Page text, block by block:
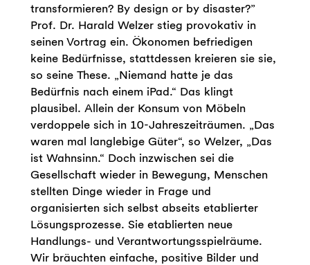
transformieren? By design or by disaster?”
Prof. Dr. Harald Welzer stieg provokativ in
seinen Vortrag ein. Ökonomen befriedigen
keine Bedürfnisse, stattdessen kreieren sie sie,
so seine These. „Niemand hatte je das
Bedürfnis nach einem iPad.“ Das klingt
plausibel. Allein der Konsum von Möbeln
verdoppele sich in 10-Jahreszeiträumen. „Das
waren mal langlebige Güter“, so Welzer, „Das
ist Wahnsinn.“ Doch inzwischen sei die
Gesellschaft wieder in Bewegung, Menschen
stellten Dinge wieder in Frage und
organisierten sich selbst abseits etablierter
Lösungsprozesse. Sie etablierten neue
Handlungs- und Verantwortungsspielräume.
Wir bräuchten einfache, positive Bilder und